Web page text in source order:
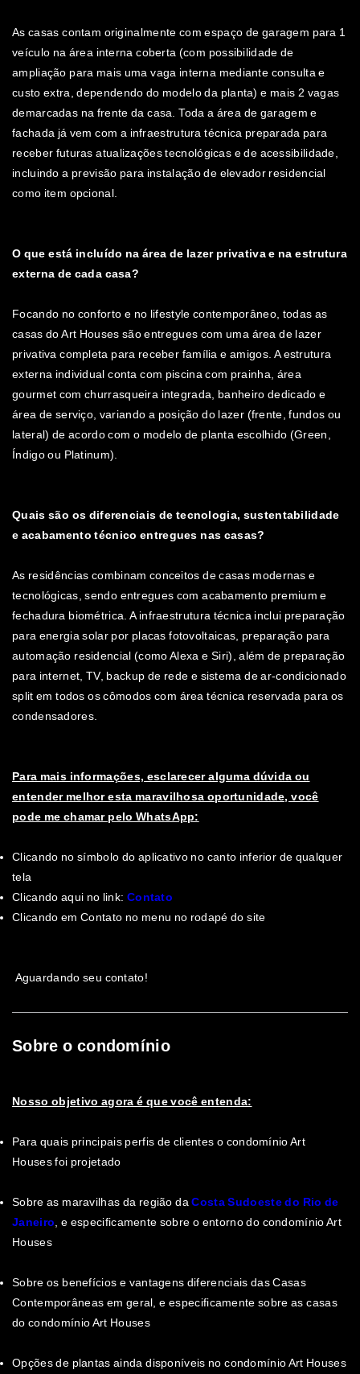
As casas contam originalmente com espaço de garagem para 1
veículo na área interna coberta (com possibilidade de
ampliação para mais uma vaga interna mediante consulta e
custo extra, dependendo do modelo da planta) e mais 2 vagas
demarcadas na frente da casa. Toda a área de garagem e
fachada já vem com a infraestrutura técnica preparada para
receber futuras atualizações tecnológicas e de acessibilidade,
incluindo a previsão para instalação de elevador residencial
como item opcional.
O que está incluído na área de lazer privativa e na estrutura
externa de cada casa?
Focando no conforto e no lifestyle contemporâneo, todas as
casas do Art Houses são entregues com uma área de lazer
privativa completa para receber família e amigos. A estrutura
externa individual conta com piscina com prainha, área
gourmet com churrasqueira integrada, banheiro dedicado e
área de serviço, variando a posição do lazer (frente, fundos ou
lateral) de acordo com o modelo de planta escolhido (Green,
Índigo ou Platinum).
Quais são os diferenciais de tecnologia, sustentabilidade
e acabamento técnico entregues nas casas?
As residências combinam conceitos de casas modernas e
tecnológicas, sendo entregues com acabamento premium e
fechadura biométrica. A infraestrutura técnica inclui preparação
para energia solar por placas fotovoltaicas, preparação para
automação residencial (como Alexa e Siri), além de preparação
para internet, TV, backup de rede e sistema de ar-condicionado
split em todos os cômodos com área técnica reservada para os
condensadores.
Para mais informações, esclarecer alguma dúvida ou
entender melhor esta maravilhosa oportunidade, você
pode me chamar pelo WhatsApp:
Clicando no símbolo do aplicativo no canto inferior de qualquer
tela
Clicando aqui no link: Contato
Clicando em Contato no menu no rodapé do site
Aguardando seu contato!
Sobre o condomínio
Nosso objetivo agora é que você entenda:
Para quais principais perfis de clientes o condomínio Art
Houses foi projetado
Sobre as maravilhas da região daCosta Sudoeste do Rio de
Janeiro , e especificamente sobre o entorno do condomínio Art
Houses
Sobre os benefícios e vantagens diferenciais das Casas
Contemporâneas em geral, e especificamente sobre as casas
do condomínio Art Houses
Opções de plantas ainda disponíveis no condomínio Art Houses